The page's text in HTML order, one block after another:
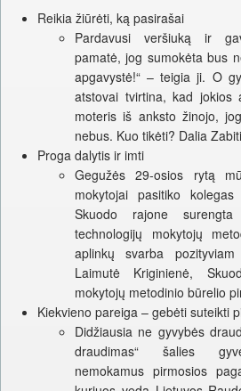
Reikia žiūrėti, ką pasirašai
Pardavusi veršiuką ir
pamatė, jog sumokėta bus
apgavystė!“ – teigia ji. O
atstovai tvirtina, kad jokios
moteris iš anksto žinojo,
nebus. Kuo tikėti? Dalia
Proga dalytis ir imti
Gegužės 29-osios rytą
mokytojai pasitiko
Skuodo rajone
technologijų mokytojų
aplinkų svarba pozityviam
Laimutė Kriginienė,
mokytojų metodinio būrelio
Kiekvieno pareiga – gebėti suteikti
Didžiausia ne gyvybės
draudimas“ šalies
nemokamus pirmosios